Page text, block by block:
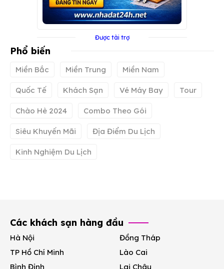
Được tài trợ
Phổ biến
Miền Bắc Miền Trung Miền Nam
Quốc Tế Khách Sạn Vé Máy Bay Tour
Chào Hè 2024 Combo Theo Gói
Siêu Khuyến Mãi Địa Điểm Du Lịch
Kinh Nghiệm Du Lịch
Các khách sạn hàng đầu
Hà Nội
TP Hồ Chí Minh
Bình Định
Đồng Tháp
Lào Cai
Lai Châu